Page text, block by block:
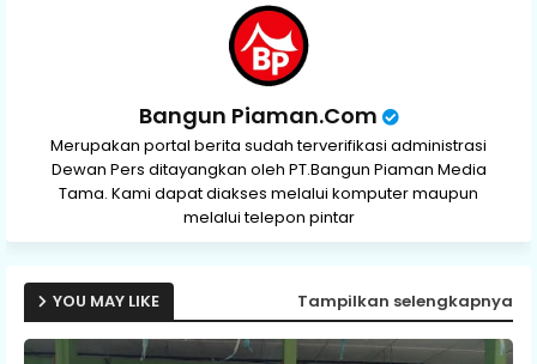
Bangun Piaman.Com
Merupakan portal berita sudah terverifikasi administrasi
Dewan Pers ditayangkan oleh PT.Bangun Piaman Media
Tama. Kami dapat diakses melalui komputer maupun
melalui telepon pintar
YOU MAY LIKE Tampilkan selengkapnya